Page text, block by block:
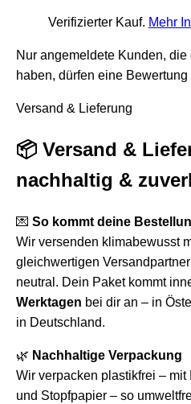
Verifizierter Kauf. Mehr
Nur angemeldete Kunden,
haben, dürfen eine Bewertung
Versand & Lieferung
📦 Versand &
nachhaltig &
💌 So kommt deine
Wir versenden klimabewusst
gleichwertigen
neutral. Dein Paket kommt
Werktagen bei dir an – in
in Deutschland.
🌿 Nachhaltige Verpackung
Wir verpacken plastikfrei –
und Stopfpapier – so